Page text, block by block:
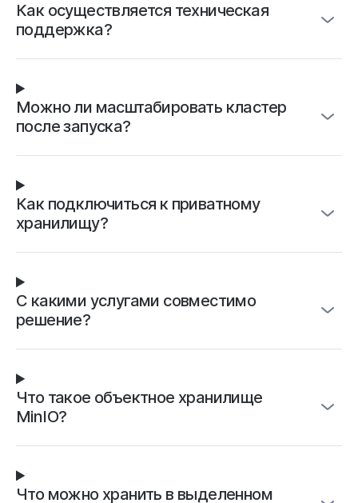
Как осуществляется техническая
поддержка?
Можно ли масштабировать кластер
после запуска?
Как подключиться к приватному
хранилищу?
С какими услугами совместимо
решение?
Что такое объектное хранилище
MinIO?
Что можно хранить в выделенном